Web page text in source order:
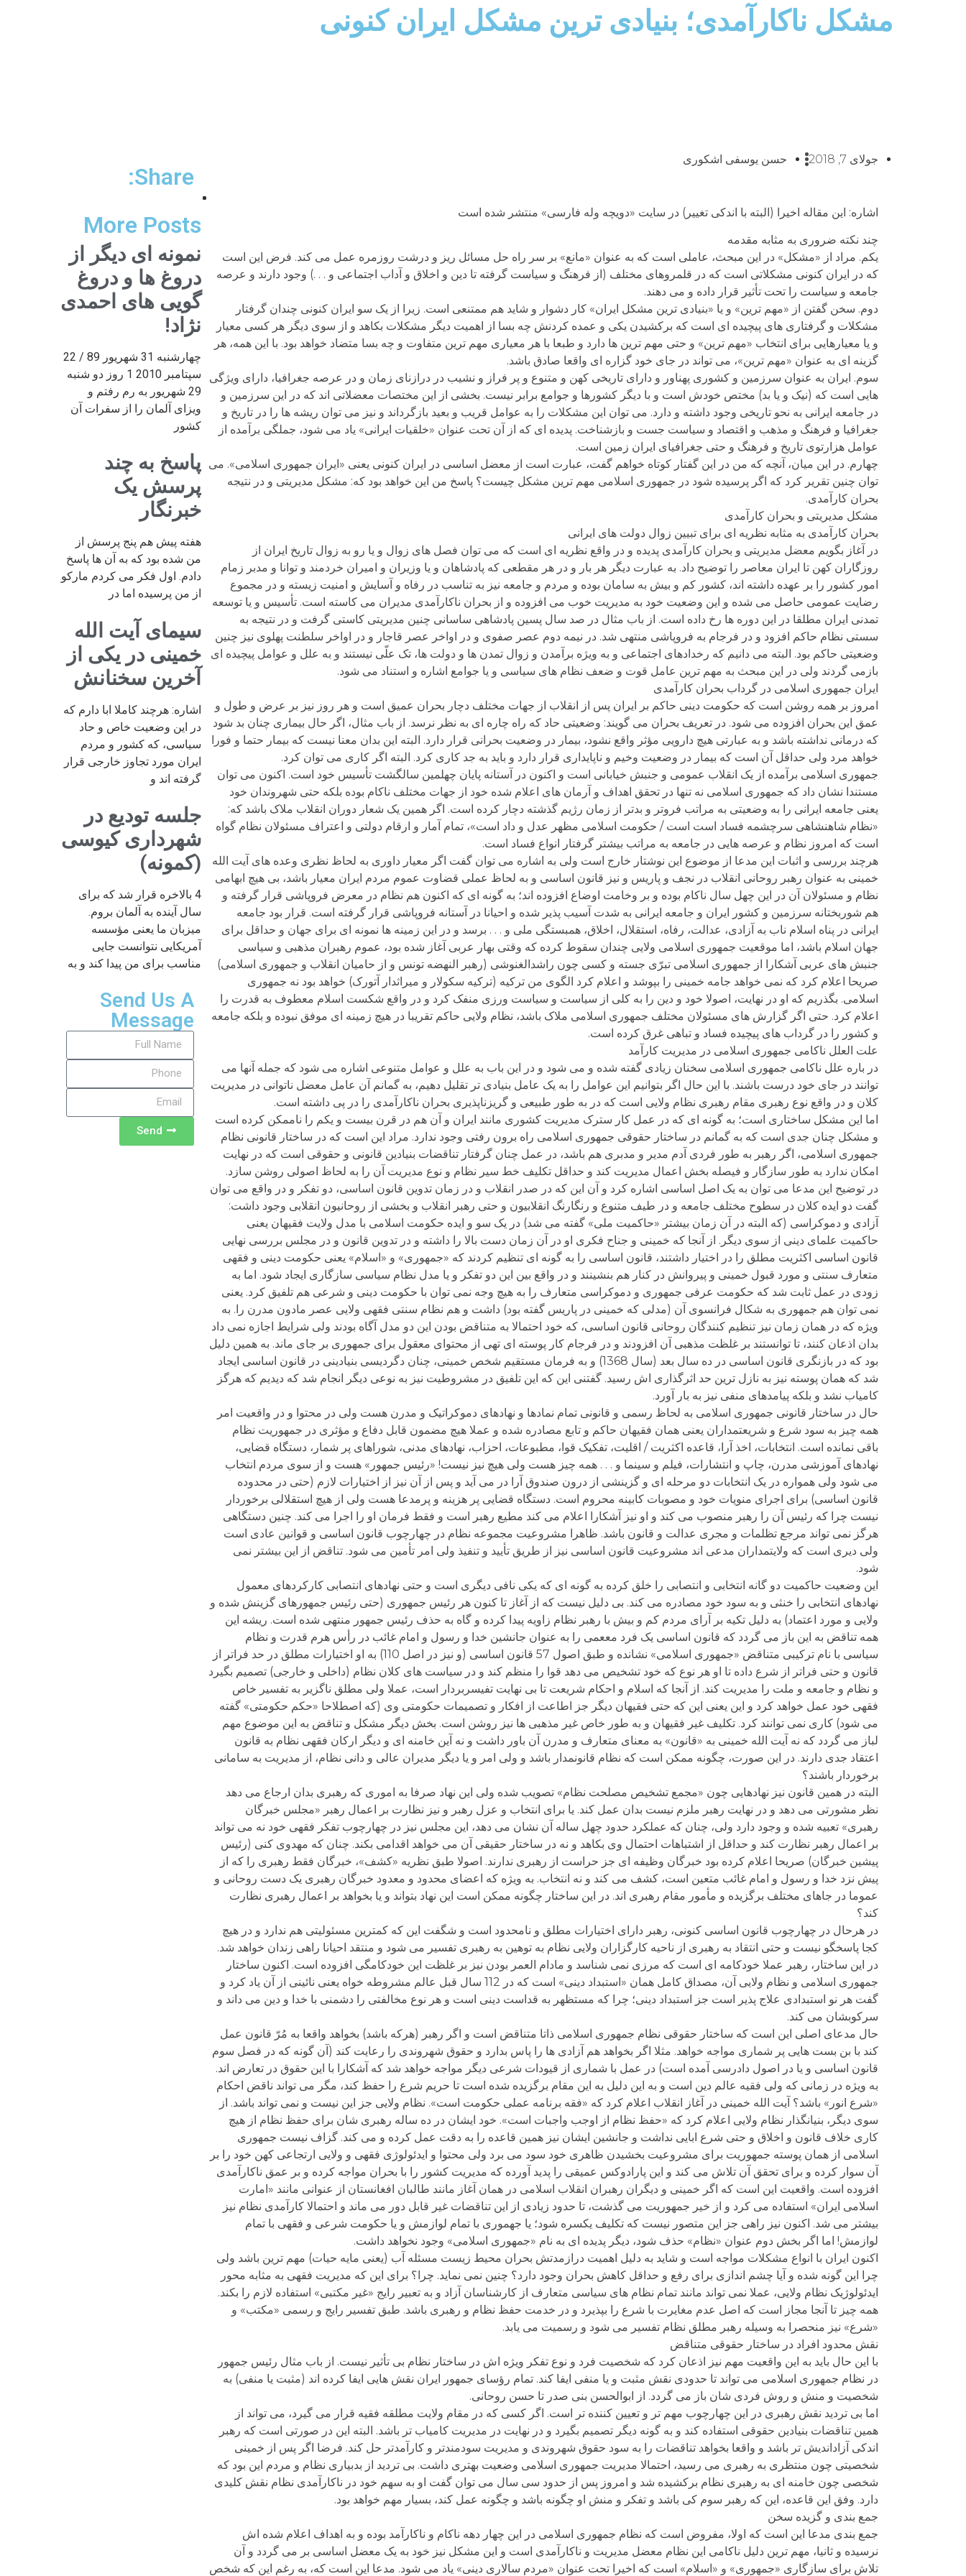
مشکل ناکارآمدی؛ بنیادی ترین مشکل ایران کنونی
جولای 7, 2018 حسن یوسفی اشکوری
اشاره: این مقاله اخیرا (البته با اندکی تغییر) در سایت «دویچه وله فارسی» منتشر شده است
چند نکته ضروری به مثابه مقدمه
یکم. مراد از «مشکل» در این مبحث، عاملی است که به عنوان «مانع» بر سر راه حل مسائل ریز و درشت روزمره عمل می کند. فرض این است
که در ایران کنونی مشکلاتی است که در قلمروهای مختلف (از فرهنگ و سیاست گرفته تا دین و اخلاق و آداب اجتماعی و . . .) وجود دارند و عرصه
جامعه و سیاست را تحت تأثیر قرار داده و می دهند.
دوم. سخن گفتن از «مهم ترین» و یا «بنیادی ترین مشکل ایران» کار دشوار و شاید هم ممتنعی است. زیرا از یک سو ایران کنونی چندان گرفتار
مشکلات و گرفتاری های پیچیده ای است که برکشیدن یکی و عمده کردنش چه بسا از اهمیت دیگر مشکلات بکاهد و از سوی دیگر هر کسی معیار
و یا معیارهایی برای انتخاب «مهم ترین» و حتی مهم ترین ها دارد و طبعا با هر معیاری مهم ترین متفاوت و چه بسا متضاد خواهد بود. با این همه، هر
گزینه ای به عنوان «مهم ترین»، می تواند در جای خود گزاره ای واقعا صادق باشد.
سوم. ایران به عنوان سرزمین و کشوری پهناور و دارای تاریخی کهن و متنوع و پر فراز و نشیب در درازنای زمان و در عرصه جغرافیا، دارای ویژگی
هایی است که (نیک و یا بد) مختص خودش است و با دیگر کشورها و جوامع برابر نیست. بخشی از این مختصات معضلاتی اند که در این سرزمین و
در جامعه ایرانی به نحو تاریخی وجود داشته و دارد. می توان این مشکلات را به عوامل قریب و بعید بازگرداند و نیز می توان ریشه ها را در تاریخ و
جغرافیا و فرهنگ و مذهب و اقتصاد و سیاست جست و بازشناخت. پدیده ای که از آن تحت عنوان «خلقیات ایرانی» یاد می شود، جملگی برآمده از
عوامل هزارتوی تاریخ و فرهنگ و حتی جغرافیای ایران زمین است.
چهارم. در این میان، آنچه که من در این گفتار کوتاه خواهم گفت، عبارت است از معضل اساسی در ایران کنونی یعنی «ایران جمهوری اسلامی». می
توان چنین تقریر کرد که اگر پرسیده شود در جمهوری اسلامی مهم ترین مشکل چیست؟ پاسخ من این خواهد بود که: مشکل مدیریتی و در نتیجه
بحران کارآمدی.
مشکل مدیریتی و بحران کارآمدی
بحران کارآمدی به مثابه نظریه ای برای تبیین زوال دولت های ایرانی
در آغاز بگویم معضل مدیریتی و بحران کارآمدی پدیده و در واقع نظریه ای است که می توان فصل های زوال و یا رو به زوال تاریخ ایران از
روزگاران کهن تا ایران معاصر را توضیح داد. به عبارت دیگر هر بار و در هر مقطعی که پادشاهان و یا وزیران و امیران خردمند و توانا و مدبر زمام
امور کشور را بر عهده داشته اند، کشور کم و بیش به سامان بوده و مردم و جامعه نیز به تناسب در رفاه و آسایش و امنیت زیسته و در مجموع
رضایت عمومی حاصل می شده و این وضعیت خود به مدیریت خوب می افزوده و از بحران ناکارآمدی مدیران می کاسته است. تأسیس و یا توسعه
تمدنی ایران مطلقا در این دوره ها رخ داده است. از باب مثال در صد سال پسین پادشاهی ساسانی چنین مدیریتی کاستی گرفت و در نتیجه به
سستی نظام حاکم افزود و در فرجام به فروپاشی منتهی شد. در نیمه دوم عصر صفوی و در اواخر عصر قاجار و در اواخر سلطنت پهلوی نیز چنین
وضعیتی حاکم بود. البته می دانیم که رخدادهای اجتماعی و به ویژه برآمدن و زوال تمدن ها و دولت ها، تک علّی نیستند و به علل و عوامل پیچیده ای
بازمی گردند ولی در این مبحث به مهم ترین عامل قوت و ضعف نظام های سیاسی و یا جوامع اشاره و استناد می شود.
ایران جمهوری اسلامی در گرداب بحران کارآمدی
امروز بر همه روشن است که حکومت دینی حاکم بر ایران پس از انقلاب از جهات مختلف دچار بحران عمیق است و هر روز نیز بر عرض و طول و
عمق این بحران افزوده می شود. در تعریف بحران می گویند: وضعیتی حاد که راه چاره ای به نظر نرسد. از باب مثال، اگر حال بیماری چنان بد شود
که درمانی نداشته باشد و به عبارتی هیچ دارویی مؤثر واقع نشود، بیمار در وضعیت بحرانی قرار دارد. البته این بدان معنا نیست که بیمار حتما و فورا
خواهد مرد ولی حداقل آن است که بیمار در وضعیت وخیم و ناپایداری قرار دارد و باید به جد کاری کرد. البته اگر کاری می توان کرد.
جمهوری اسلامی برآمده از یک انقلاب عمومی و جنبش خیابانی است و اکنون در آستانه پایان چهلمین سالگشت تأسیس خود است. اکنون می توان
مستندا نشان داد که جمهوری اسلامی نه تنها در تحقق اهداف و آرمان های اعلام شده خود از جهات مختلف ناکام بوده بلکه حتی شهروندان خود
یعنی جامعه ایرانی را به وضعیتی به مراتب فروتر و بدتر از زمان رژیم گذشته دچار کرده است. اگر همین یک شعار دوران انقلاب ملاک باشد که:
«نظام شاهنشاهی سرچشمه فساد است است / حکومت اسلامی مظهر عدل و داد است»، تمام آمار و ارقام دولتی و اعتراف مسئولان نظام گواه
است که امروز نظام و عرصه هایی در جامعه به مراتب بیشتر گرفتار انواع فساد است.
هرچند بررسی و اثبات این مدعا از موضوع این نوشتار خارج است ولی به اشاره می توان گفت اگر معیار داوری به لحاظ نظری وعده های آیت الله
خمینی به عنوان رهبر روحانی انقلاب در نجف و پاریس و نیز قانون اساسی و به لحاظ عملی قضاوت عموم مردم ایران معیار باشد، بی هیچ ابهامی
نظام و مسئولان آن در این چهل سال ناکام بوده و بر وخامت اوضاع افزوده اند؛ به گونه ای که اکنون هم نظام در معرض فروپاشی قرار گرفته و
هم شوربختانه سرزمین و کشور ایران و جامعه ایرانی به شدت آسیب پذیر شده و احیانا در آستانه فروپاشی قرار گرفته است. قرار بود جامعه
ایرانی در پناه اسلام ناب به آزادی، عدالت، رفاه، استقلال، اخلاق، همبستگی ملی و . . . برسد و در این زمینه ها نمونه ای برای جهان و حداقل برای
جهان اسلام باشد، اما موقعیت جمهوری اسلامی ولایی چندان سقوط کرده که وقتی بهار عربی آغاز شده بود، عموم رهبران مذهبی و سیاسی
جنبش های عربی آشکارا از جمهوری اسلامی تبرّی جسته و کسی چون راشدالغنوشی (رهبر النهضه تونس و از حامیان انقلاب و جمهوری اسلامی)
صریحا اعلام کرد که نمی خواهد جامه خمینی را بپوشد و اعلام کرد الگوی من ترکیه (ترکیه سکولار و میراثدار آتورک) خواهد بود نه جمهوری
اسلامی. بگذریم که او در نهایت، اصولا خود و دین را به کلی از سیاست و سیاست ورزی منفک کرد و در واقع شکست اسلام معطوف به قدرت را
اعلام کرد. حتی اگر گزارش های مسئولان مختلف جمهوری اسلامی ملاک باشد، نظام ولایی حاکم تقریبا در هیچ زمینه ای موفق نبوده و بلکه جامعه
و کشور را در گرداب های پیچیده فساد و تباهی غرق کرده است.
علت العلل ناکامی جمهوری اسلامی در مدیریت کارآمد
در باره علل ناکامی جمهوری اسلامی سخنان زیادی گفته شده و می شود و در این باب به علل و عوامل متنوعی اشاره می شود که جمله آنها می
توانند در جای خود درست باشند. با این حال اگر بتوانیم این عوامل را به یک عامل بنیادی تر تقلیل دهیم، به گمانم آن عامل معضل ناتوانی در مدیریت
کلان و در واقع نوع رهبری مقام رهبری نظام ولایی است که در به طور طبیعی و گریزناپذیری بحران ناکارآمدی را در پی داشته است.
اما این مشکل ساختاری است؛ به گونه ای که در عمل کار سترک مدیریت کشوری مانند ایران و آن هم در قرن بیست و یکم را ناممکن کرده است
و مشکل چنان جدی است که به گمانم در ساختار حقوقی جمهوری اسلامی راه برون رفتی وجود ندارد. مراد این است که در ساختار قانونی نظام
جمهوری اسلامی، اگر رهبر به طور فردی آدم مدیر و مدبری هم باشد، در عمل چنان گرفتار تناقضات بنیادین قانونی و حقوقی است که در نهایت
امکان ندارد به طور سازگار و فیصله بخش اعمال مدیریت کند و حداقل تکلیف خط سیر نظام و نوع مدیریت آن را به لحاظ اصولی روشن سازد.
در توضیح این مدعا می توان به یک اصل اساسی اشاره کرد و آن این که در صدر انقلاب و در زمان تدوین قانون اساسی، دو تفکر و در واقع می توان
گفت دو ایده کلان در سطوح مختلف جامعه و در طیف متنوع و رنگارنگ انقلابیون و حتی رهبر انقلاب و بخشی از روحانیون انقلابی وجود داشت:
آزادی و دموکراسی (که البته در آن زمان بیشتر «حاکمیت ملی» گفته می شد) در یک سو و ایده حکومت اسلامی با مدل ولایت فقیهان یعنی
حاکمیت علمای دینی از سوی دیگر. از آنجا که خمینی و جناح فکری او در آن زمان دست بالا را داشته و در تدوین قانون و در مجلس بررسی نهایی
قانون اساسی اکثریت مطلق را در اختیار داشتند، قانون اساسی را به گونه ای تنظیم کردند که «جمهوری» و «اسلام» یعنی حکومت دینی و فقهی
متعارف سنتی و مورد قبول خمینی و پیروانش در کنار هم بنشینند و در واقع بین این دو تفکر و یا مدل نظام سیاسی سازگاری ایجاد شود. اما به
زودی در عمل ثابت شد که حکومت عرفی جمهوری و دموکراسی متعارف را به هیچ وجه نمی توان با حکومت دینی و شرعی هم تلفیق کرد. یعنی
نمی توان هم جمهوری به شکال فرانسوی آن (مدلی که خمینی در پاریس گفته بود) داشت و هم نظام سنتی فقهی ولایی عصر مادون مدرن را. به
ویژه که در همان زمان نیز تنظیم کنندگان روحانی قانون اساسی، که خود احتمالا به متناقض بودن این دو مدل آگاه بودند ولی شرایط اجازه نمی داد
بدان اذعان کنند، تا توانستند بر غلظت مذهبی آن افزودند و در فرجام کار پوسته ای تهی از محتوای معقول برای جمهوری بر جای ماند. به همین دلیل
بود که در بازنگری قانون اساسی در ده سال بعد (سال 1368) و به فرمان مستقیم شخص خمینی، چنان دگردیسی بنیادینی در قانون اساسی ایجاد
شد که همان پوسته نیز به نازل ترین حد اثرگذاری اش رسید. گفتنی این که این تلفیق در مشروطیت نیز به نوعی دیگر انجام شد که دیدیم که هرگز
کامیاب نشد و بلکه پیامدهای منفی نیز به بار آورد.
حال در ساختار قانونی جمهوری اسلامی به لحاظ رسمی و قانونی تمام نمادها و نهادهای دموکراتیک و مدرن هست ولی در محتوا و در واقعیت امر
همه چیز به سود شرع و شریعتمداران یعنی همان فقیهان حاکم و تابع مصادره شده و عملا هیچ مضمون قابل دفاع و مؤثری در جمهوریت نظام
باقی نمانده است. انتخابات، اخذ آرا، قاعده اکثریت / اقلیت، تفکیک قوا، مطبوعات، احزاب، نهادهای مدنی، شوراهای پر شمار، دستگاه قضایی،
نهادهای آموزشی مدرن، چاپ و انتشارات، فیلم و سینما و . . . همه چیز هست ولی هیچ نیز نیست! «رئیس جمهور» هست و از سوی مردم انتخاب
می شود ولی همواره در یک انتخابات دو مرحله ای و گزینشی از درون صندوق آرا در می آید و پس از آن نیز از اختیارات لازم (حتی در محدوده
قانون اساسی) برای اجرای منویات خود و مصوبات کابینه محروم است. دستگاه قضایی پر هزینه و پرمدعا هست ولی از هیچ استقلالی برخوردار
نیست چرا که رئیس آن را رهبر منصوب می کند و او نیز آشکارا اعلام می کند مطیع رهبر است و فقط فرمان او را اجرا می کند. چنین دستگاهی
هرگز نمی تواند مرجع تظلمات و مجری عدالت و قانون باشد. ظاهرا مشروعیت مجموعه نظام در چهارچوب قانون اساسی و قوانین عادی است
ولی دیری است که ولایتمداران مدعی اند مشروعیت قانون اساسی نیز از طریق تأیید و تنفیذ ولی امر تأمین می شود. تناقض از این بیشتر نمی
شود.
این وضعیت حاکمیت دو گانه انتخابی و انتصابی را خلق کرده به گونه ای که یکی نافی دیگری است و حتی نهادهای انتصابی کارکردهای معمول
نهادهای انتخابی را خنثی و به سود خود مصادره می کند. بی دلیل نیست که از آغاز تا کنون هر رئیس جمهوری (حتی رئیس جمهورهای گزینش شده و
ولایی و مورد اعتماد) به دلیل تکیه بر آرای مردم کم و بیش با رهبر نظام زاویه پیدا کرده و گاه به حذف رئیس جمهور منتهی شده است. ریشه این
همه تناقض به این باز می گردد که قانون اساسی یک فرد مععمی را به عنوان جانشین خدا و رسول و امام غائب در رأس هرم قدرت و نظام
سیاسی با نام ترکیبی متناقض «جمهوری اسلامی» نشانده و طبق اصول 57 قانون اساسی (و نیز در اصل 110) به او اختیارات مطلق در حد فراتر از
قانون و حتی فراتر از شرع داده تا او هر نوع که خود تشخیص می دهد قوا را منظم کند و در سیاست های کلان نظام (داخلی و خارجی) تصمیم بگیرد
و نظام و جامعه و ملت را مدیریت کند. از آنجا که اسلام و احکام شریعت تا بی نهایت تفیسربردار است، عملا ولی مطلق ناگزیر به تفسیر خاص
فقهی خود عمل خواهد کرد و این یعنی این که حتی فقیهان دیگر جز اطاعت از افکار و تصمیمات حکومتی وی (که اصطلاحا «حکم حکومتی» گفته
می شود) کاری نمی توانند کرد. تکلیف غیر فقیهان و به طور خاص غیر مذهبی ها نیز روشن است. بخش دیگر مشکل و تناقض به این موضوع مهم
لباز می گردد که نه آیت الله خمینی به «قانون» به معنای متعارف و مدرن آن باور داشت و نه آین خامنه ای و دیگر ارکان فقهی نظام به قانون
اعتقاد جدی دارند. در این صورت، چگونه ممکن است که نظام قانونمدار باشد و ولی امر و یا دیگر مدیران عالی و دانی نظام، از مدیریت به سامانی
برخوردار باشند؟
البته در همین قانون نیز نهادهایی چون «مجمع تشخیص مصلحت نظام» تصویب شده ولی این نهاد صرفا به اموری که رهبری بدان ارجاع می دهد
نظر مشورتی می دهد و در نهایت رهبر ملزم نیست بدان عمل کند. یا برای انتخاب و عزل رهبر و نیز نظارت بر اعمال رهبر «مجلس خبرگان
رهبری» تعبیه شده و وجود دارد ولی، چنان که عملکرد حدود چهل ساله آن نشان می دهد، این مجلس نیز در چهارچوب تفکر فقهی خود نه می تواند
بر اعمال رهبر نظارت کند و حداقل از اشتباهات احتمال وی بکاهد و نه در ساختار حقیقی آن می خواهد اقدامی بکند. چنان که مهدوی کنی (رئیس
پیشین خبرگان) صریحا اعلام کرده بود خبرگان وظیفه ای جز حراست از رهبری ندارند. اصولا طبق نظریه «کشف»، خبرگان فقط رهبری را که از
پیش نزد خدا و رسول و امام غائب متعین است، کشف می کند و نه انتخاب. به ویژه که اعضای محدود و معدود خبرگان رهبری یک دست روحانی و
عموما در جاهای مختلف برگزیده و مأمور مقام رهبری اند. در این ساختار چگونه ممکن است این نهاد بتواند و یا بخواهد بر اعمال رهبری نظارت
کند؟
در هرحال در چهارچوب قانون اساسی کنونی، رهبر دارای اختیارات مطلق و نامحدود است و شگفت این که کمترین مسئولیتی هم ندارد و در هیچ
کجا پاسخگو نیست و حتی انتقاد به رهبری از ناحیه کارگزاران ولایی نظام به توهین به رهبری تفسیر می شود و منتقد احیانا راهی زندان خواهد شد.
در این ساختار، رهبر عملا خودکامه ای است که مرزی نمی شناسد و مادام العمر بودن نیز بر غلظت این خودکامگی افزوده است. اکنون ساختار
جمهوری اسلامی و نظام ولایی آن، مصداق کامل همان «استبداد دینی» است که در 112 سال قبل عالم مشروطه خواه یعنی نائینی از آن یاد کرد و
گفت هر نو استبدادی علاج پذیر است جز استبداد دینی؛ چرا که مستظهر به قداست دینی است و هر نوع مخالفتی را دشمنی با خدا و دین می داند و
سرکوبشان می کند.
حال مدعای اصلی این است که ساختار حقوقی نظام جمهوری اسلامی ذاتا متناقض است و اگر رهبر (هرکه باشد) بخواهد واقعا به مُرّ قانون عمل
کند با بن بست هایی پر شماری مواجه خواهد. مثلا اگر بخواهد هم آزادی ها را پاس بدارد و حقوق شهروندی را رعایت کند (آن گونه که در فصل سوم
قانون اساسی و یا در اصول دادرسی آمده است) در عمل با شماری از قیودات شرعی دیگر مواجه خواهد شد که آشکارا با این حقوق در تعارض اند.
به ویژه در زمانی که ولی فقیه عالم دین است و به این دلیل به این مقام برگزیده شده است تا حریم شرع را حفظ کند، مگر می تواند ناقض احکام
«شرع انور» باشد؟ آیت الله خمینی در آغاز انقلاب اعلام کرد که «فقه برنامه عملی حکومت است». نظام ولایی جز این نیست و نمی تواند باشد. از
سوی دیگر، بنیانگذار نظام ولایی اعلام کرد که «حفظ نظام از اوجب واجبات است». خود ایشان در ده ساله رهبری شان برای حفظ نظام از هیچ
کاری خلاف قانون و اخلاق و حتی شرع ابایی نداشت و جانشین ایشان نیز همین قاعده را به دقت عمل کرده و می کند. گزاف نیست جمهوری
اسلامی از همان پوسته جمهوریت برای مشروعیت بخشیدن ظاهری خود سود می برد ولی محتوا و ایدئولوژی فقهی و ولایی ارتجاعی کهن خود را بر
آن سوار کرده و برای تحقق آن تلاش می کند و این پارادوکس عمیقی را پدید آورده که مدیریت کشور را با بحران مواجه کرده و بر عمق ناکارآمدی
افزوده است. واقعیت این است که اگر خمینی و دیگران رهبران انقلاب اسلامی در همان آغاز مانند طالبان افغانستان از عنوانی مانند «امارت
اسلامی ایران» استفاده می کرد و از خیر جمهوریت می گذشت، تا حدود زیادی از این تناقضات غیر قابل دور می ماند و احتمالا کارآمدی نظام نیز
بیشتر می شد. اکنون نیز راهی جز این متصور نیست که تکلیف یکسره شود؛ یا جهموری با تمام لوازمش و یا حکومت شرعی و فقهی با تمام
لوازمش! اما اگر بخش دوم عنوان «نظام» حذف شود، دیگر پدیده ای به نام «جمهوری اسلامی» وجود نخواهد داشت.
اکنون ایران با انواع مشکلات مواجه است و شاید به دلیل اهمیت درازمدتش بحران محیط زیست مسئله آب (یعنی مایه حیات) مهم ترین باشد ولی
چرا این گونه شده و آیا چشم اندازی برای رفع و حداقل کاهش بحران وجود دارد؟ چنین نمی نماید. چرا؟ برای این که مدیریت فقهی به مثابه محور
ایدئولوژیک نظام ولایی، عملا نمی تواند مانند تمام نظام های سیاسی متعارف از کارشناسان آزاد و به تعبیر رایج «غیر مکتبی» استفاده لازم را بکند.
همه چیز تا آنجا مجاز است که اصل عدم مغایرت با شرع را بپذیرد و در خدمت حفظ نظام و رهبری باشد. طبق تفسیر رایج و رسمی «مکتب» و
«شرع» نیز منحصرا به وسیله رهبر مطلق نظام تفسیر می شود و رسمیت می یابد.
نقش محدود افراد در ساختار حقوقی متناقض
با این حال باید به این واقعیت مهم نیز اذعان کرد که شخصیت فرد و نوع تفکر ویژه اش در ساختار نظام بی تأثیر نیست. از باب مثال رئیس جمهور
در نظام جمهوری اسلامی می تواند تا حدودی نقش مثبت و یا منفی ایفا کند. تمام رؤسای جمهور ایران نقش هایی ایفا کرده اند (مثبت یا منفی) به
شخصیت و منش و روش فردی شان باز می گردد. از ابوالحسن بنی صدر تا حسن روحانی.
اما بی تردید نقش رهبری در این چهارچوب مهم تر و تعیین کننده تر است. اگر کسی که در مقام ولایت مطلقه فقیه قرار می گیرد، می تواند از
همین تناقضات بنیادین حقوقی استفاده کند و به گونه دیگر تصمیم بگیرد و در نهایت در مدیریت کامیاب تر باشد. البته این در صورتی است که رهبر
اندکی آزاداندیش تر باشد و واقعا بخواهد تناقضات را به سود حقوق شهروندی و مدیریت سودمندتر و کارآمدتر حل کند. فرضا اگر پس از خمینی
شخصیتی چون منتظری به رهبری می رسید، احتمالا مدیریت جمهوری اسلامی وضعیت بهتری داشت. بی تردید از بدبیاری نظام و مردم این بود که
شخصی چون خامنه ای به رهبری نظام برکشیده شد و امروز پس از حدود سی سال می توان گفت او به سهم خود در ناکارآمدی نظام نقش کلیدی
دارد. وفق این قاعده، این که رهبر سوم کی باشد و تفکر و منش او چگونه باشد و چگونه عمل کند، بسیار مهم خواهد بود.
جمع بندی و گزیده سخن
جمع بندی مدعا این است که اولا، مفروض است که نظام جمهوری اسلامی در این چهار دهه ناکام و ناکارآمد بوده و به اهداف اعلام شده اش
نرسیده و ثانیا، مهم ترین دلیل ناکامی این نظام معضل مدیریت و ناکارآمدی است و این مشکل نیز خود به یک معضل اساسی بر می گردد و آن
تلاش برای سازگاری «جمهوری» و «اسلام» است که اخیرا تحت عنوان «مردم سالاری دینی» یاد می شود. مدعا این است که، به رغم این که شخص
Share:
More Posts
نمونه ای دیگر از
دروغ ها و دروغ
گویی های احمدی
نژاد!
چهارشنبه 31 شهریور 89 / 22
سپتامبر 2010 1 روز دو شنبه
29 شهریور به رم رفتم و
ویزای آلمان را از سفرات آن
کشور
پاسخ به چند
پرسش یک
خبرنگار
هفته پیش هم پنج پرسش از
من شده بود که به آن ها پاسخ
دادم. اول فکر می کردم مارکو
از من پرسیده اما در
سیمای آیت الله
خمینی در یکی از
آخرین سخنانش
اشاره: هرچند کاملا ابا دارم که
در این وضعیت خاص و حاد
سیاسی، که کشور و مردم
ایران مورد تجاوز خارجی قرار
گرفته اند و
جلسه تودیع در
شهرداری کیوسی
(کمونه)
4 بالاخره قرار شد که برای
سال آینده به آلمان بروم.
میزبان ما یعنی مؤسسه
آمریکایی نتوانست جایی
مناسب برای من پیدا کند و به
Send Us A
Message
Send